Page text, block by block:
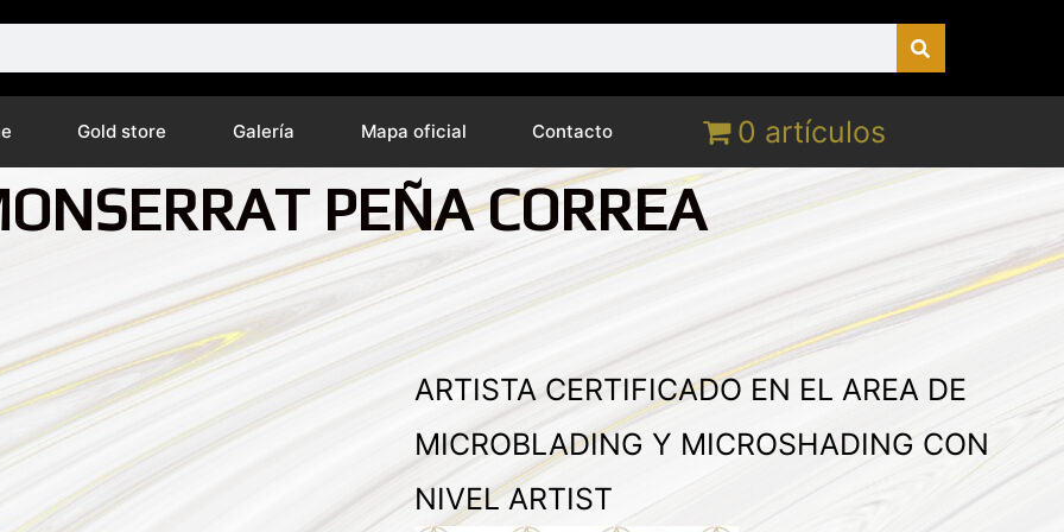
Gold store Galería Mapa oficial Contacto 0 artículos
PEÑA CORREA
ARTISTA CERTIFICADO EN EL AREA DE
MICROBLADING Y MICROSHADING CON
NIVEL ARTIST